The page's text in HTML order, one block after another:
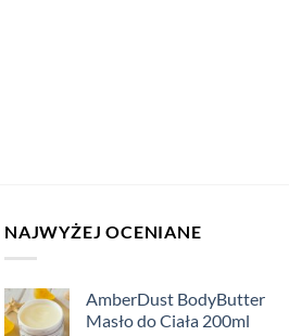
NAJWYŻEJ OCENIANE
AmberDust BodyButter
Masło do Ciała 200ml